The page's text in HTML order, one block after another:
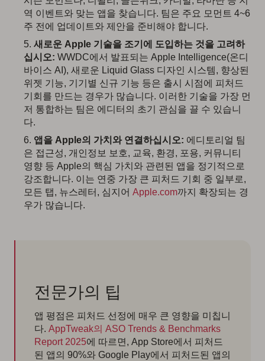
역 이벤트와 맞는 앱을 찾습니다. 팀은 주요 모먼트 4~6
주 전에 업데이트와 제안을 준비해야 합니다.
새로운 Apple 기술을 조기에 도입하는 것을 고려하
십시오: WWDC에서 발표되는 Apple Intelligence(온디
바이스 AI), 새로운 Liquid Glass 디자인 시스템, 향상된
위젯 기능, 기기별 신규 기능 등은 출시 시점에 피처드
기회를 만드는 경우가 많습니다. 이러한 기술을 가장 먼
저 통합하는 팀은 에디터의 초기 관심을 끌 수 있습니
다.
앱을 Apple의 가치와 연결하십시오: 에디토리얼 팀
은 접근성, 개인정보 보호, 교육, 환경, 포용, 커뮤니티
영향 등 Apple의 핵심 가치와 관련된 앱을 정기적으로
강조합니다. 이는 연중 가장 큰 피처드 기회 중 일부로,
모든 탭, 뉴스레터, 심지어 Apple.com까지 확장되는 경
우가 많습니다.
전문가의 팁
앱 평점은 피처드 선정에 매우 큰 영향을 미칩니
다. AppTweak의 ASO Trends & Benchmarks
Report 2025에 따르면, App Store에서 피처드
된 앱의 90%와 Google Play에서 피처드된 앱의